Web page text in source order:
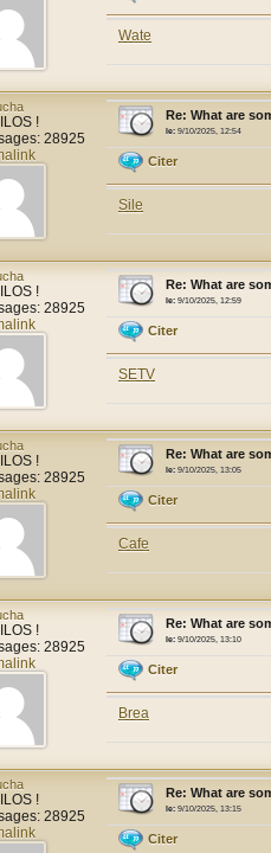
Wate
!
28925
Re: What are
le: 9/10/2025, 12:54
Citer
Sile
!
28925
Re: What are
le: 9/10/2025, 12:59
Citer
SETV
!
28925
Re: What are
le: 9/10/2025, 13:05
Citer
Cafe
!
28925
Re: What are
le: 9/10/2025, 13:10
Citer
Brea
!
28925
Re: What are
le: 9/10/2025, 13:15
Citer